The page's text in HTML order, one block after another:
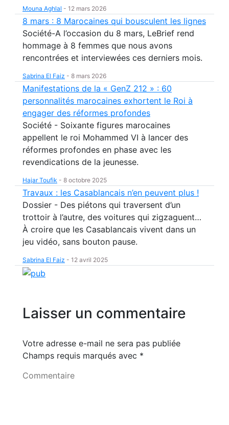
Mouna Aghlal - 12 mars 2026
8 mars : 8 Marocaines qui bousculent les lignes
Société-A l’occasion du 8 mars, LeBrief rend
hommage à 8 femmes que nous avons
rencontrées et interviewées ces derniers mois.
Sabrina El Faiz - 8 mars 2026
Manifestations de la « GenZ 212 » : 60
personnalités marocaines exhortent le Roi à
engager des réformes profondes
Société - Soixante figures marocaines
appellent le roi Mohammed VI à lancer des
réformes profondes en phase avec les
revendications de la jeunesse.
Hajar Toufik - 8 octobre 2025
Travaux : les Casablancais n’en peuvent plus !
Dossier - Des piétons qui traversent d’un
trottoir à l’autre, des voitures qui zigzaguent…
À croire que les Casablancais vivent dans un
jeu vidéo, sans bouton pause.
Sabrina El Faiz - 12 avril 2025
Laisser un commentaire
Votre adresse e-mail ne sera pas publiée
Champs requis marqués avec *
Commentaire